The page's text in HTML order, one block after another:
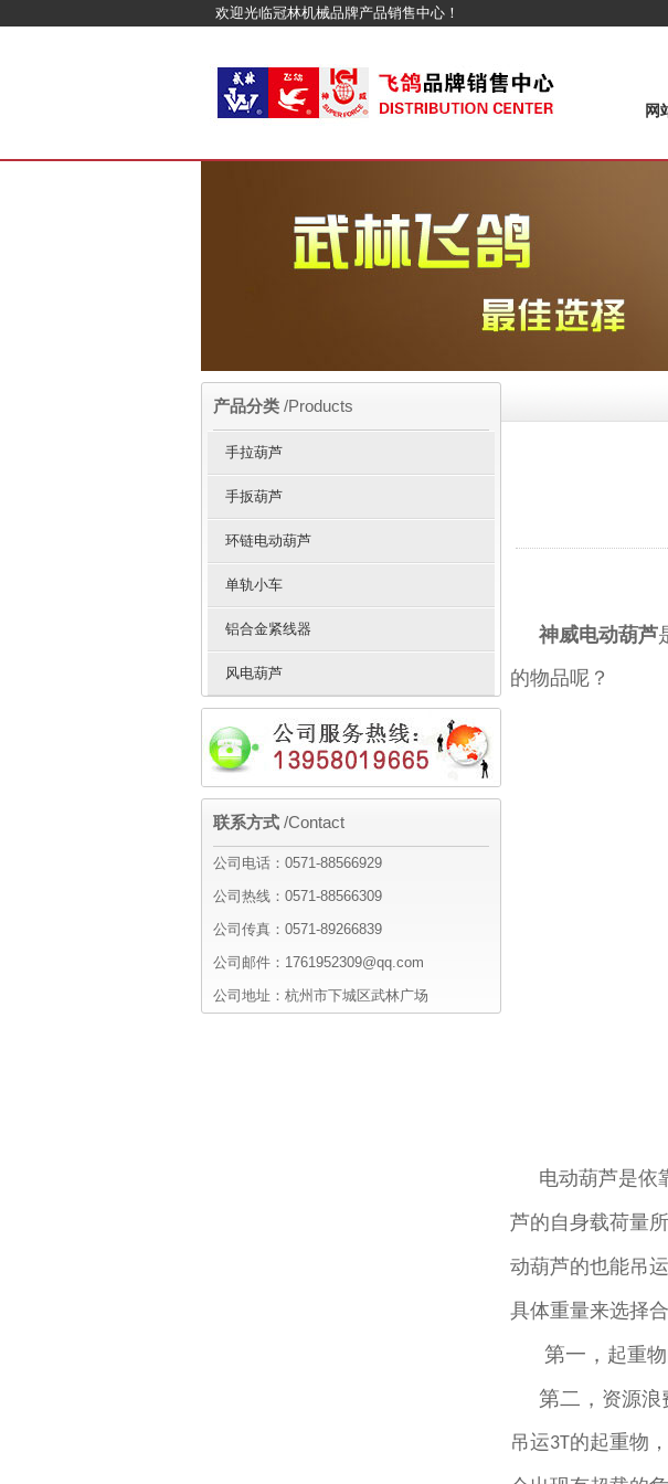
欢迎光临冠林机械品牌产品销售中心！
网
神威电动葫芦
的物品呢？
电动葫芦是依
芦的自身载荷量
动葫芦的也能吊运
具体重量来选择
第一， 起重
第二， 资源浪
吊运3T的起重物
产品分类 /Products
手拉葫芦
手扳葫芦
环链电动葫芦
单轨小车
铝合金紧线器
风电葫芦
联系方式 /Contact
公司电话：0571-88566929
公司热线：0571-88566309
公司传真：0571-89266839
公司邮件：1761952309@qq.com
公司地址：杭州市下城区武林广场